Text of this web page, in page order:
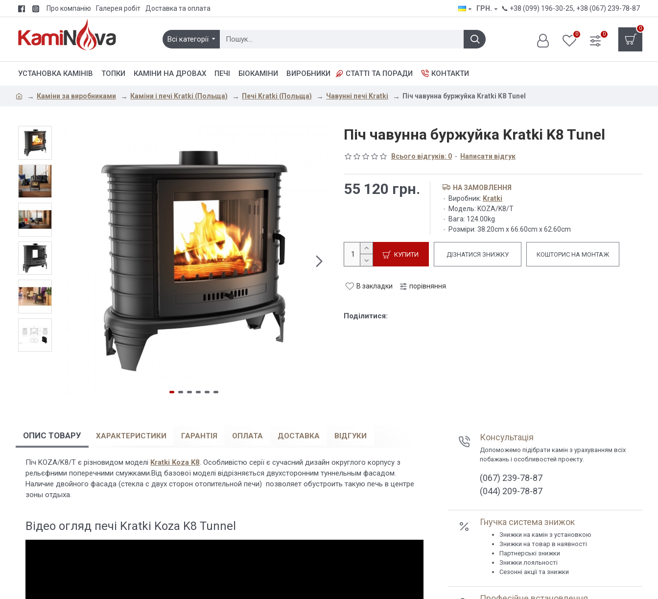
Про компанію Галерея робіт Доставка та оплата ГРН. 📞 +38 (099) 196-30-25, +38 (067) 239-78-87
Всі категорії
0 0
0
УСТАНОВКА КАМІНІВ ТОПКИ КАМІНИ НА ДРОВАХ ПЕЧІ БІОКАМІНИ ВИРОБНИКИ СТАТТІ ТА ПОРАДИ КОНТАКТИ
Каміни за виробниками Каміни і печі Kratki (Польща) Печі Kratki (Польща) Чавунні печі Kratki Піч чавунна буржуйка Kratki K8 Tunel
Піч чавунна буржуйка Kratki K8 Tunel
Всього відгуків: 0 - Написати відгук
55 120 грн.
НА ЗАМОВЛЕННЯ
Виробник: Kratki
Модель: KOZA/K8/T
Вага: 124.00kg
Розміри: 38.20cm x 66.60cm x 62.60cm
КУПИТИ ДІЗНАТИСЯ ЗНИЖКУ КОШТОРИС НА МОНТАЖ
В закладки порівняння
Поділитися:
ОПИС ТОВАРУ ХАРАКТЕРИСТИКИ ГАРАНТІЯ ОПЛАТА ДОСТАВКА ВІДГУКИ
Піч KOZA/K8/T є різновидом моделі Kratki Koza K8. Особливістю серії є сучасний дизайн округлого корпусу з
рельєфними поперечними смужками.Від базової моделі відрізняється двухсторонним туннельным фасадом.
Наличие двойного фасада (стекла с двух сторон отопительной печи) позволяет обустроить такую печь в центре
зоны отдыха.
Відео огляд печі Kratki Koza K8 Tunnel
Консультація
Допоможемо підібрати камін з урахуванням всіх
побажань і особливостей проекту.
(067) 239-78-87
(044) 209-78-87
Гнучка система знижок
Знижки на камін з установкою
Знижки на товар в наявності
Партнерські знижки
Знижки лояльності
Сезонні акції та знижки